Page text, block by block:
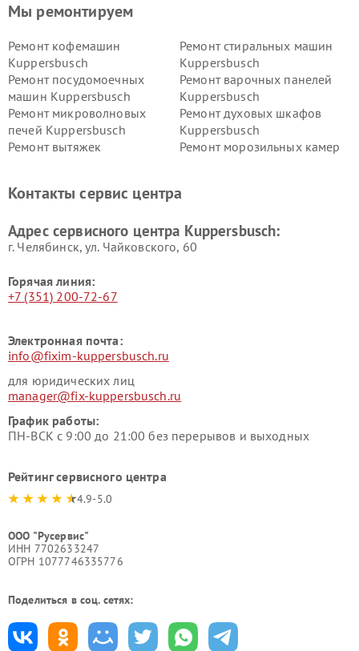
Мы ремонтируем
Ремонт кофемашин
Kuppersbusch
Ремонт стиральных машин
Kuppersbusch
Ремонт посудомоечных
машин Kuppersbusch
Ремонт варочных панелей
Kuppersbusch
Ремонт микроволновых
печей Kuppersbusch
Ремонт духовых шкафов
Kuppersbusch
Ремонт вытяжек
Ремонт морозильных камер
Kuppersbusch
вакуумных упаковщиков
Ремонт сушильных машин Kuppersbusch
Контакты сервис центра
Адрес сервисного центра Kuppersbusch:
г. Челябинск, ул. Чайковского, 60
Горячая линия:
+7 (351) 200-72-67
Электронная почта:
info@fixim-kuppersbusch.ru
для юридических лиц
manager@fix-kuppersbusch.ru
График работы:
ПН-ВСК с 9:00 до 21:00 без перерывов и выходных
Рейтинг сервисного центра
4.9-5.0
ООО "Русервис"
ИНН 7702633247
ОГРН 1077746335776
Поделиться в соц. сетях: